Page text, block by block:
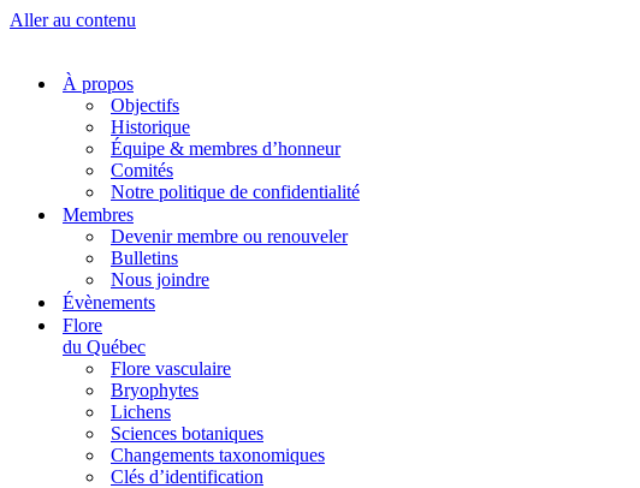
Aller au contenu
À propos
Objectifs
Historique
Équipe & membres d’honneur
Comités
Notre politique de confidentialité
Membres
Devenir membre ou renouveler
Bulletins
Nous joindre
Évènements
Flore
du Québec
Flore vasculaire
Bryophytes
Lichens
Sciences botaniques
Changements taxonomiques
Clés d’identification